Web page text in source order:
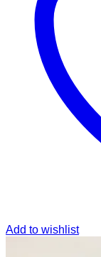
Add to wishlist